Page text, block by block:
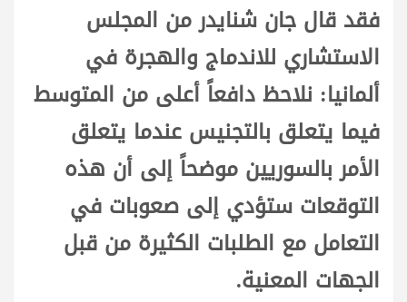
فقد قال جان شنايدر من المجلس
الاستشاري للاندماج والهجرة في
ألمانيا: نلاحظ دافعاً أعلى من المتوسط
فيما يتعلق بالتجنيس عندما يتعلق
الأمر بالسوريين موضحاً إلى أن هذه
التوقعات ستؤدي إلى صعوبات في
التعامل مع الطلبات الكثيرة من قبل
الجهات المعنية.